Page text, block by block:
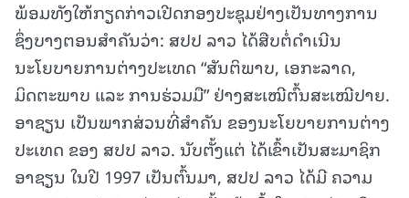
ພ້ອມທັງໃຫ້ກຽດກ່າວເປີດກອງປະຊຸມຢ່າງເປັນທາງການ
ຊຶ່ງບາງຕອນສຳຄັນວ່າ: ສປປ ລາວ ໄດ້ສືບຕໍ່ດໍາເນີນ
ນະໂຍບາຍການຕ່າງປະເທດ “ສັນຕິພາບ, ເອກະລາດ,
ມິດຕະພາບ ແລະ ການຮ່ວມມື” ຢ່າງສະເໝີຕົ້ນສະເໝີປາຍ.
ອາຊຽນ ເປັນພາກສ່ວນທີ່ສໍາຄັນ ຂອງນະໂຍບາຍການຕ່າງ
ປະເທດ ຂອງ ສປປ ລາວ. ນັບຕັ້ງແຕ່ ໄດ້ເຂົ້າເປັນສະມາຊິກ
ອາຊຽນ ໃນປີ 1997 ເປັນຕົ້ນມາ, ສປປ ລາວ ໄດ້ມີ ຄວາມ